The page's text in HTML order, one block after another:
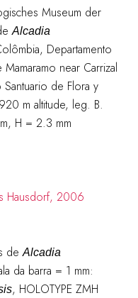
Museum der
Alcadia
Departamento
near Carrizal
de Flora y
m altitude, leg. B.
H = 2.3 mm
deAlcadia
da barra = 1 mm:
, HOLOTYPE ZMH